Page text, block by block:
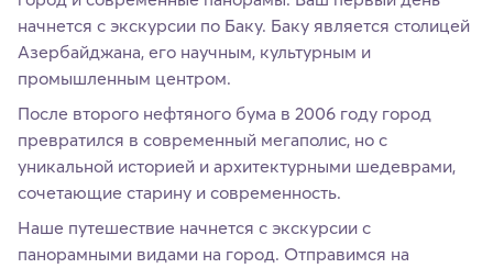
начнется с экскурсии по Баку. Баку является столицей
Азербайджана, его научным, культурным и
промышленным центром.
После второго нефтяного бума в 2006 году город
превратился в современный мегаполис, но с
уникальной историей и архитектурными шедеврами,
сочетающие старину и современность.
Наше путешествие начнется с экскурсии с
панорамными видами на город. Отправимся на